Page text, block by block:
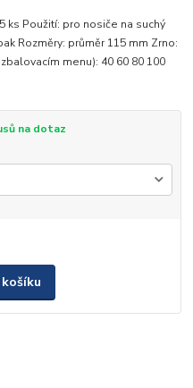
ks Použití: pro nosiče na suchý
Rozměry: průměr 115 mm Zrno:
menu): 40 60 80 100
na dotaz